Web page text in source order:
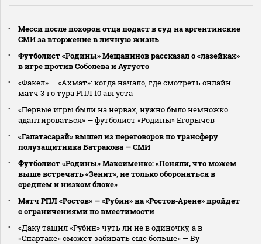
Месси после похорон отца подаст в суд на аргентинские
СМИ за вторжение в личную жизнь
Футболист «Родины» Мещанинов рассказал о «лазейках»
в игре против Соболева и Аугусто
«Факел» — «Ахмат»: когда начало, где смотреть онлайн
матч 3‑го тура РПЛ 10 августа
«Первые игры были на нервах, нужно было немножко
адаптироваться» — футболист «Родины» Егорычев
«Галатасарай» вышел из переговоров по трансферу
полузащитника Батракова — СМИ
Футболист «Родины» Максименко: «Поняли, что можем
выше встречать «Зенит», не только обороняться в
среднем и низком блоке»
Матч РПЛ «Ростов» — «Рубин» на «Ростов‑Арене» пройдет
с ограничениями по вместимости
«Даку тащил «Рубин» чуть ли не в одиночку, а в
«Спартаке» сможет забивать еще больше» — Ву